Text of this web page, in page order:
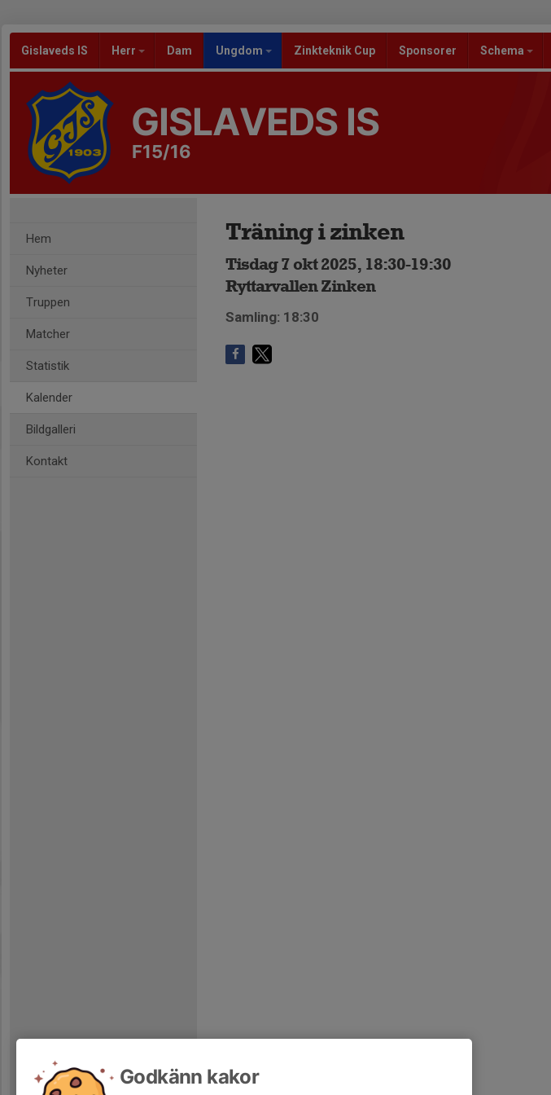
Gislaveds IS Herr Dam Ungdom Zinkteknik Cup Sponsorer Schema
GISLAVEDS IS
F15/16
Hem
Nyheter
Truppen
Matcher
Statistik
Kalender
Bildgalleri
Kontakt
Träning i zinken
Tisdag 7 okt 2025, 18:30-19:30
Ryttarvallen Zinken
Samling: 18:30
Godkänn kakor